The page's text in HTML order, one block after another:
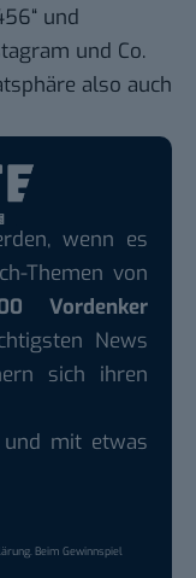
und
und Co.
also auch
wenn es
Themen von
Vordenker
News
sich ihren
und mit etwas
. Beim Gewinnspiel